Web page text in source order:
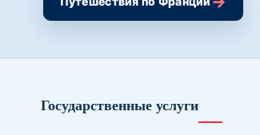
Государственные услуги